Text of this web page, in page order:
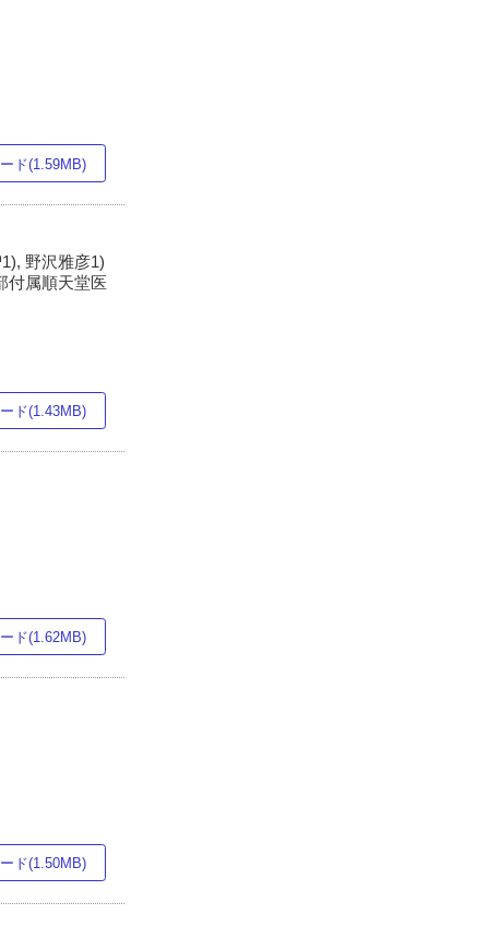
ド(1.59MB)
野沢雅彦1)
付属順天堂医
ド(1.43MB)
ド(1.62MB)
ド(1.50MB)